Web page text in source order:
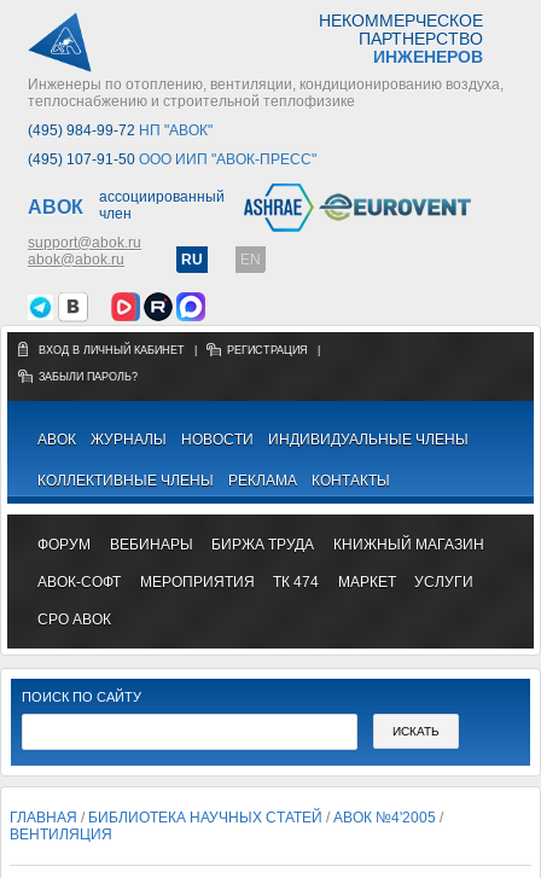
НЕКОММЕРЧЕСКОЕ
ПАРТНЕРСТВО
ИНЖЕНЕРОВ
Инженеры по отоплению, вентиляции, кондиционированию воздуха,
теплоснабжению и строительной теплофизике
(495) 984-99-72 НП "АВОК"
(495) 107-91-50 ООО ИИП "АВОК-ПРЕСС"
АВОК
ассоциированный
член
support@abok.ru
abok@abok.ru
RU EN
ВХОД В ЛИЧНЫЙ КАБИНЕТ РЕГИСТРАЦИЯ
ЗАБЫЛИ ПАРОЛЬ?
АВОК ЖУРНАЛЫ НОВОСТИ ИНДИВИДУАЛЬНЫЕ ЧЛЕНЫ
КОЛЛЕКТИВНЫЕ ЧЛЕНЫ РЕКЛАМА КОНТАКТЫ
ФОРУМ ВЕБИНАРЫ БИРЖА ТРУДА КНИЖНЫЙ МАГАЗИН
АВОК-СОФТ МЕРОПРИЯТИЯ ТК 474 МАРКЕТ УСЛУГИ
СРО АВОК
ПОИСК ПО САЙТУ
ГЛАВНАЯ / БИБЛИОТЕКА НАУЧНЫХ СТАТЕЙ /АВОК №4'2005 /
ВЕНТИЛЯЦИЯ